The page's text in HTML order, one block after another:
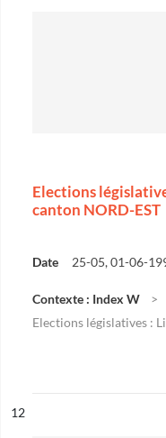
Elections
canton NORD-EST
Date 25-05, 01-06-
Contexte : Index W
Elections législatives :
n°
12